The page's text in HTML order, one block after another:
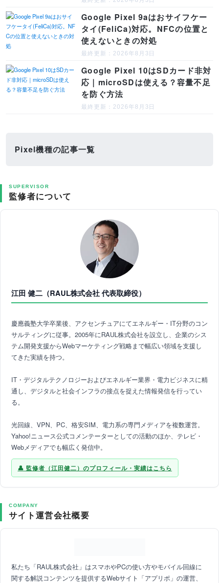
Google Pixel 9aはおサイフケー
タイ(FeliCa)対応。NFCの位置と
使えないときの対処
最終更新：2026年8月3日
Google Pixel 10はSDカード非対
応｜microSDは使える？容量不足
を防ぐ方法
最終更新：2026年8月3日
Pixel機種の記事一覧
SUPERVISOR
監修者について
江田 健二（RAUL株式会社 代表取締役）
慶應義塾大学卒業後、アクセンチュアにてエネルギー・IT分野のコン
サルティングに従事。2005年にRAUL株式会社を設立し、企業のシス
テム開発支援からWebマーケティング戦略まで幅広い領域を支援し
てきた実績を持つ。
IT・デジタルテクノロジーおよびエネルギー業界・電力ビジネスに精
通し、デジタルと社会インフラの接点を捉えた情報発信を行ってい
る。
光回線、VPN、PC、格安SIM、電力系の専門メディアを複数運営。
Yahoo!ニュース公式コメンテーターとしての活動のほか、テレビ・
Webメディアでも幅広く発信中。
監修者（江田健二）のプロフィール・実績はこちら
COMPANY
サイト運営会社概要
私たち「RAUL株式会社」はスマホやPCの使い方やモバイル回線に
関する解説コンテンツを提供するWebサイト「アプリポ」の運営、